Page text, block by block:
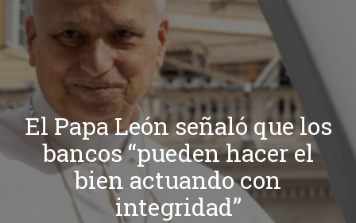
El Papa León señaló que los
bancos “pueden hacer el
bien actuando con
integridad”